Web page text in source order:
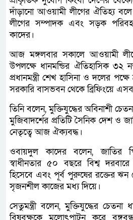
দাঁড়ানো আওয়ামী লীগের ঐতিহ্য
লীগের সম্পাদক এবং সড়ক
কাদের।
আজ মঙ্গলবার সকালে আওয়ামী
উপলক্ষে ধানমন্ডির ঐতিহাসিক ৩২
প্রধানমন্ত্রী শেখ হাসিনা ও দলের
সরকারি বাসভবন থেকে ব্রিফিংয়ে
তিনি বলেন, মুক্তিযুদ্ধের অবিনাশী
মুজিবাদর্শের প্রতিটি সৈনিক দেশ ও
নেতৃত্বে আজ ঐক্যবদ্ধ।
ওবায়দুল কাদের বলেন, জাতির
স্বাধীনতার ৫০ বছরে বিশ্ব
হিসেবে এবং পূর্ব পুরুষের রক্তের
সৃজনশীল কাজের মধ্য দিয়ে।
সেতুমন্ত্রী বলেন, মুক্তিযুদ্ধের চেতনা